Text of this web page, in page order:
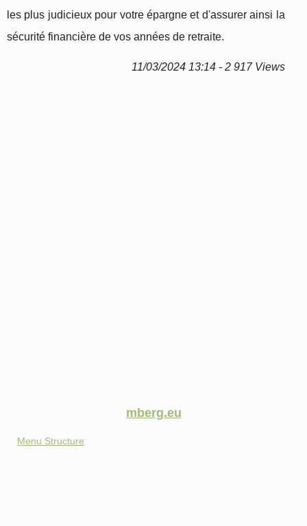
les plus judicieux pour votre épargne et d'assurer ainsi la
sécurité financière de vos années de retraite.
11/03/2024 13:14 - 2 917 Views
mberg.eu
Menu Structure